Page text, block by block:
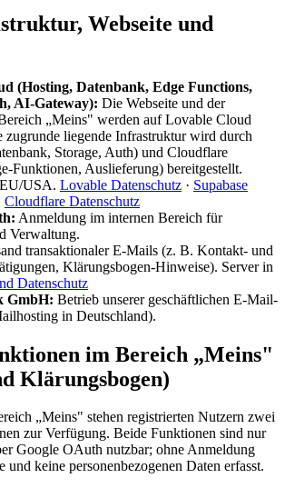
Webseite und
(Hosting, Datenbank, Edge Functions,
AI-Gateway): Die Webseite und der
„Meins" werden auf Lovable Cloud
zugrunde liegende Infrastruktur wird durch
Storage, Auth) und Cloudflare
Funktionen, Auslieferung) bereitgestellt.
USA. Lovable Datenschutz · Supabase
Cloudflare Datenschutz
Anmeldung im internen Bereich für
Verwaltung.
transaktionaler E-Mails (z. B. Kontakt- und
Klärungsbogen-Hinweise). Server in
Datenschutz
GmbH: Betrieb unserer geschäftlichen E-Mail-
in Deutschland).
im Bereich „Meins"
Klärungsbogen)
„Meins" stehen registrierten Nutzern zwei
zur Verfügung. Beide Funktionen sind nur
Google OAuth nutzbar; ohne Anmeldung
und keine personenbezogenen Daten erfasst.